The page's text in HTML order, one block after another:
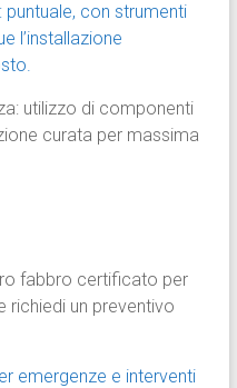
con strumenti
l’installazione
utilizzo di componenti
curata per massima
fabbro certificato per
richiedi un preventivo
emergenze e interventi